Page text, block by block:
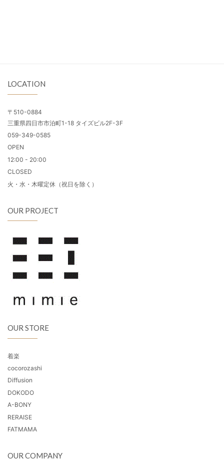
LOCATION
〒510-0884
三重県四日市市泊町1-18 タイズビル2F-3F
059-349-0585
OPEN
12:00 - 20:00
CLOSED
火・水・木曜定休（祝日を除く）
OUR PROJECT
OUR STORE
着楽
cocorozashi
Diffusion
DOKODO
A-BONY
RERAISE
FATMAMA
OUR COMPANY